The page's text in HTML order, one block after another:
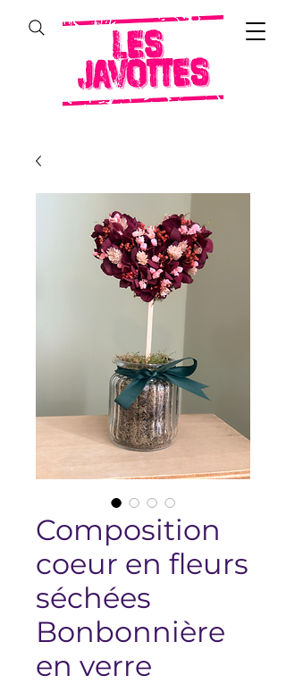
Composition
coeur en fleurs
séchées
Bonbonnière
en verre